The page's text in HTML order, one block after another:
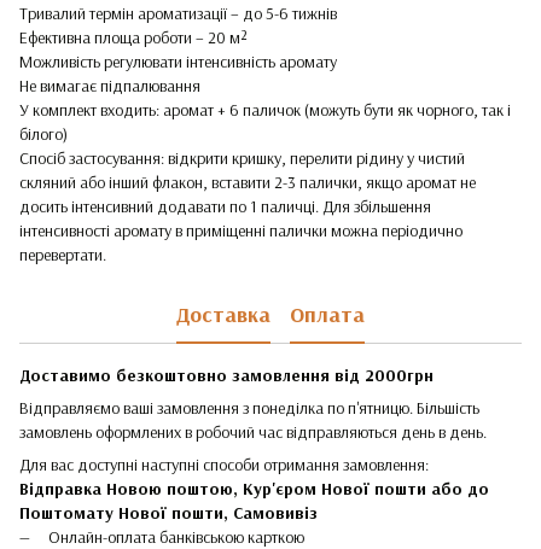
Тривалий термін ароматизації – до 5-6 тижнів
Ефективна площа роботи – 20 м²
Можливість регулювати інтенсивність аромату
Не вимагає підпалювання
У комплект входить: аромат + 6 паличок (можуть бути як чорного, так і
білого)
Спосіб застосування: відкрити кришку, перелити рідину у чистий
скляний або інший флакон, вставити 2-3 палички, якщо аромат не
досить інтенсивний додавати по 1 паличці. Для збільшення
інтенсивності аромату в приміщенні палички можна періодично
перевертати.
Доставка Оплата
Доставимо безкоштовно замовлення від 2000грн
Відправляємо ваші замовлення з понеділка по п'ятницю. Більшість
замовлень оформлених в робочий час відправляються день в день.
Для вас доступні наступні способи отримання замовлення:
Відправка Новою поштою, Кур'єром Нової пошти або до
Поштомату Нової пошти, Самовивіз
Онлайн-оплата банківською карткою